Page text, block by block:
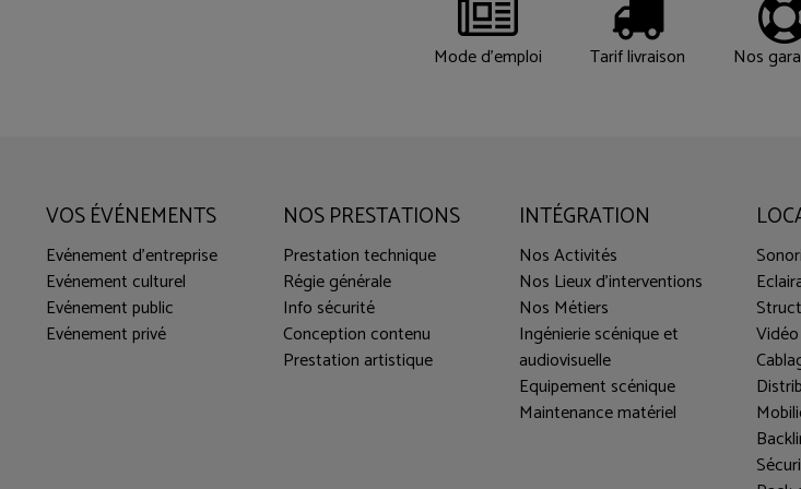
Mode d'emploi Tarif livraison Nos
VOS ÉVÉNEMENTS
Evénement d'entreprise
Evénement culturel
Evénement public
Evénement privé
NOS PRESTATIONS
Prestation technique
Régie générale
Info sécurité
Conception contenu
Prestation artistique
INTÉGRATION
Nos Activités
Nos Lieux d'interventions
Nos Métiers
Ingénierie scénique et
audiovisuelle
Equipement scénique
Maintenance matériel
Vidéo